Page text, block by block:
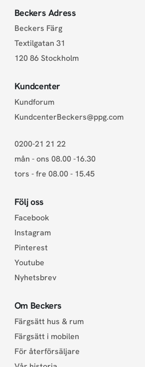
Beckers Adress
Beckers Färg
Textilgatan 31
120 86 Stockholm
Kundcenter
Kundforum
KundcenterBeckers@ppg.com
0200-21 21 22
mån - ons 08.00 -16.30
tors - fre 08.00 - 15.45
Följ oss
Facebook
Instagram
Pinterest
Youtube
Nyhetsbrev
Om Beckers
Färgsätt hus & rum
Färgsätt i mobilen
För återförsäljare